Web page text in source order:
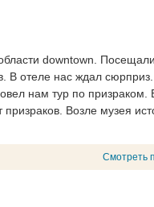
downtown.
В отеле нас ждал
нам тур по призраком.
Возле музея
Смотреть